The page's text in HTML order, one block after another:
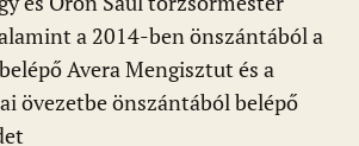
a 2014-ben önszántából a
Avera Mengisztut és a
övezetbe önszántából belépő